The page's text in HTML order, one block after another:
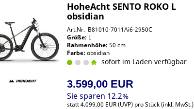
HoheAcht SENTO ROKO L
obsidian
Art.Nr. B81010-7011Ai6-2950C
Größe: L
Rahmenhöhe: 50 cm
Farbe: obsidian
sofort im Laden verfügbar
3.599,00 EUR
Sie sparen 12.2%
statt4.099,00 EUR(UVP) pro Stück (inkl. MwSt.)